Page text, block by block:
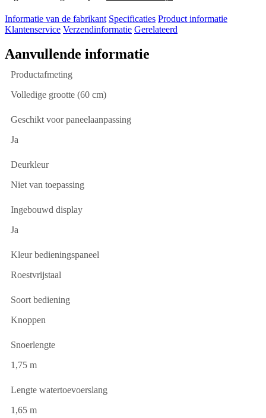
Informatie van de fabrikant Specificaties Product informatie
Klantenservice Verzendinformatie Gerelateerd
Aanvullende informatie
Productafmeting
Volledige grootte (60 cm)
Geschikt voor paneelaanpassing
Ja
Deurkleur
Niet van toepassing
Ingebouwd display
Ja
Kleur bedieningspaneel
Roestvrijstaal
Soort bediening
Knoppen
Snoerlengte
1,75 m
Lengte watertoevoerslang
1,65 m